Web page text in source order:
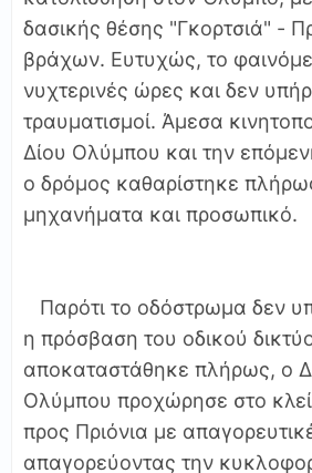
δασικής θέσης "Γκορτσιά" -
βράχων. Ευτυχώς, το
νυχτερινές ώρες και δεν
τραυματισμοί. Άμεσα
Δίου Ολύμπου και την
ο δρόμος καθαρίστηκε
μηχανήματα και προσωπικό.
Παρότι το οδόστρωμα δεν
η πρόσβαση του οδικού
αποκαταστάθηκε πλήρως, ο
Ολύμπου προχώρησε στο
προς Πριόνια με
απαγορεύοντας την